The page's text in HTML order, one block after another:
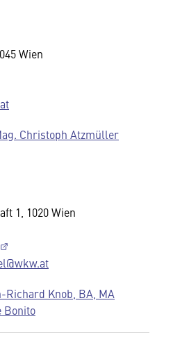
Wien
Christoph Atzmüller
1, 1020 Wien
Richard Knob, BA, MA
Bonito